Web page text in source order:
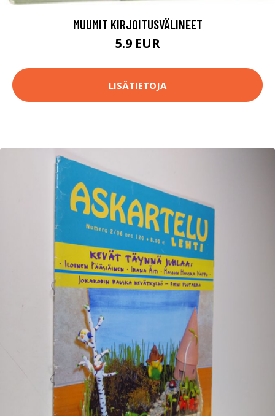
MUUMIT KIRJOITUSVÄLINEET
5.9 EUR
LISÄTIETOJA